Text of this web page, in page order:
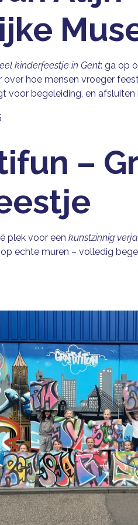
kinderfeestje in Gent: ga op
hoe mensen vroeger
voor begeleiding, en
–
plek voor eenkunstzinnig
echte muren – volledig